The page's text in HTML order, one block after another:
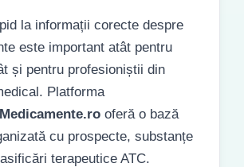
la informații corecte despre
este important atât pentru
și pentru profesioniștii din
Platforma
oferă o bază
cu prospecte, substanțe
terapeutice ATC.